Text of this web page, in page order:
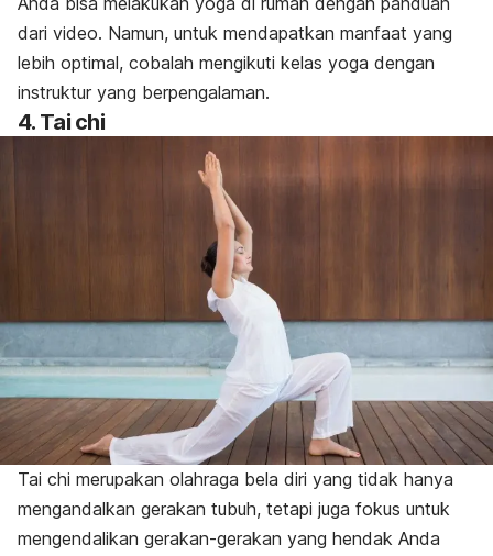
dari video. Namun, untuk mendapatkan manfaat yang
lebih optimal, cobalah mengikuti kelas yoga dengan
instruktur yang berpengalaman.
4. Tai chi
Tai chi merupakan olahraga bela diri yang tidak hanya
mengandalkan gerakan tubuh, tetapi juga fokus untuk
mengendalikan gerakan-gerakan yang hendak Anda